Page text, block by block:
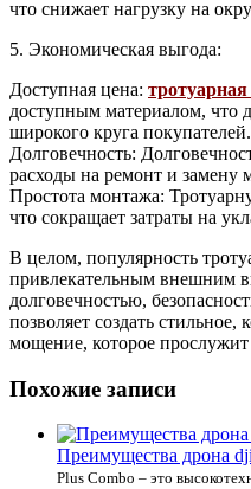
что снижает нагрузку на
5. Экономическая выгода:
Доступная цена:
доступным материалом, что
широкого круга покупателей.
Долговечность:
расходы на ремонт и замену
Простота монтажа:
что сокращает затраты на
В целом, популярность
привлекательным внешним
долговечностью,
позволяет создать
мощение, которое
Похожие записи
Преимущества дрона
Plus Combo – это